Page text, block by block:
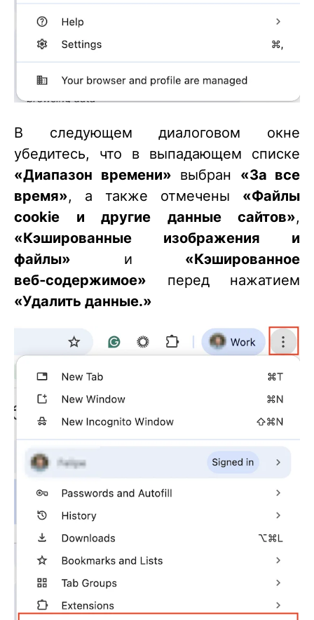
В следующем диалоговом окне
убедитесь, что в выпадающем списке
«Диапазон времени» выбран «За все
время», а также отмечены «Файлы
cookie и другие данные сайтов»,
«Кэшированные изображения и
файлы» и «Кэшированное
веб‑содержимое» перед нажатием
«Удалить данные.»